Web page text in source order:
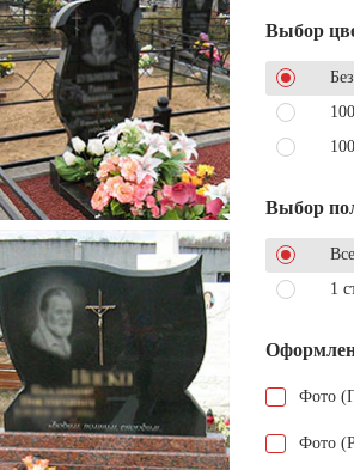
Выбор
Выбор
1
Фото
Фото